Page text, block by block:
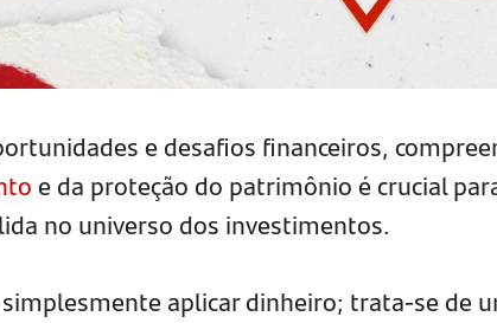
e desafios financeiros,
e da proteção do patrimônio é crucial
no universo dos investimentos.
aplicar dinheiro; trata-se de